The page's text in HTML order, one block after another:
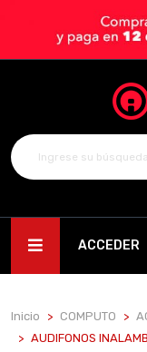
ACCEDER
Inicio COMPUTO
AUDIFONOS